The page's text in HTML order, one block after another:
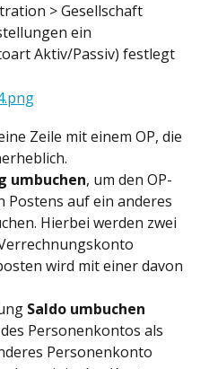
> Gesellschaft
ein
Aktiv/Passiv) festlegt
Zeile mit einem OP, die
umbuchen, um den OP-
Postens auf ein anderes
Hierbei werden zwei
wird mit einer davon
Saldo umbuchen
Personenkontos als
Personenkonto